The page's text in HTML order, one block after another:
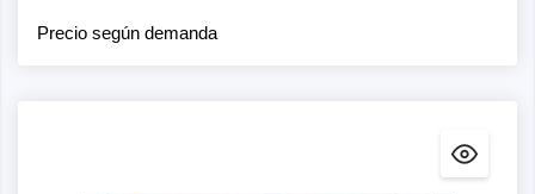
Precio según demanda